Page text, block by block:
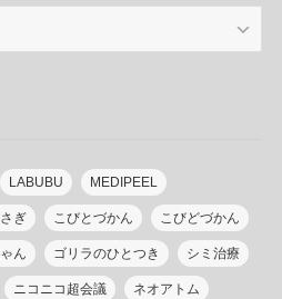
LABUBU MEDIPEEL
ぎ こびとづかん こびどづかん
ん ゴリラのひとつき シミ治療
ニコニコ超会議 ネオアトム